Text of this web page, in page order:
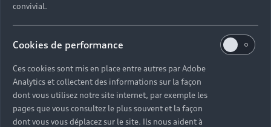
convivial.
Cookies de performance
Ces cookies sont mis en place entre autres par Adobe
Analytics et collectent des informations sur la façon
dont vous utilisez notre site internet, par exemple les
pages que vous consultez le plus souvent et la façon
dont vous vous déplacez sur le site. Ils nous aident à